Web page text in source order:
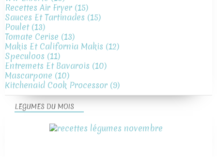
Recettes Air Fryer (15)
Sauces Et Tartinades (15)
Poulet(13)
Tomate Cerise (13)
Makis Et California Makis (12)
Speculoos (11)
Entremets Et Bavarois (10)
Mascarpone (10)
Kitchenaid Cook Processor (9)
LEGUMES DU MOIS